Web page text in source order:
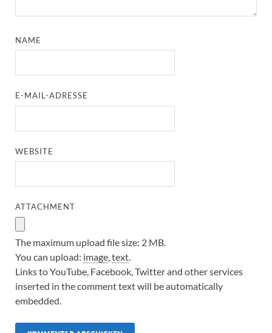
NAME
E-MAIL-ADRESSE
WEBSITE
ATTACHMENT
The maximum upload file size: 2 MB.
You can upload: image,text.
Links to YouTube, Facebook, Twitter and other services
inserted in the comment text will be automatically
embedded.